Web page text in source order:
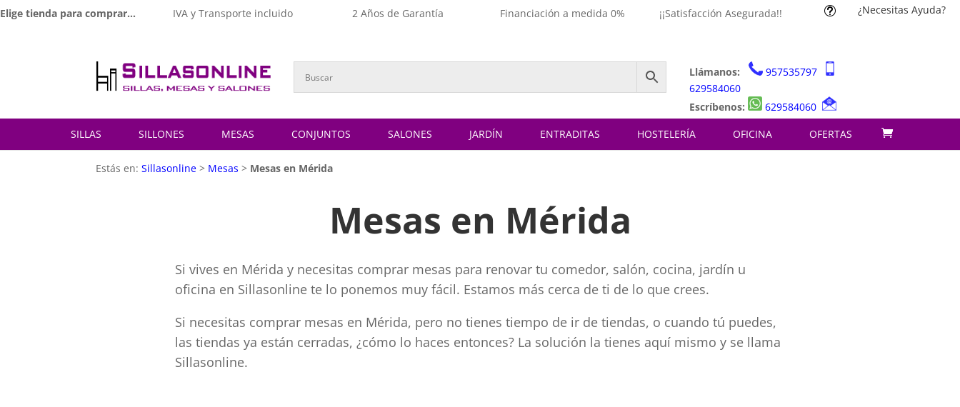
Elige tienda para comprar... IVA y Transporte incluido 2 Años de Garantía Financiación a medida 0% ¡¡Satisfacción Asegurada!! t ¿Necesitas Ayuda?
Llámanos:
957535797
629584060
Escríbenos:
629584060
SILLAS SILLONES MESAS CONJUNTOS SALONES JARDÍN ENTRADITAS HOSTELERÍA OFICINA OFERTAS
Estás en:Sillasonline > Mesas > Mesas en Mérida
Mesas en Mérida
Si vives en Mérida y necesitas comprar mesas para renovar tu comedor, salón, cocina, jardín u
oficina en Sillasonline te lo ponemos muy fácil. Estamos más cerca de ti de lo que crees.
Si necesitas comprar mesas en Mérida, pero no tienes tiempo de ir de tiendas, o cuando tú puedes,
las tiendas ya están cerradas, ¿cómo lo haces entonces? La solución la tienes aquí mismo y se llama
Sillasonline.